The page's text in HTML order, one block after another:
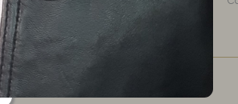
Plan du site